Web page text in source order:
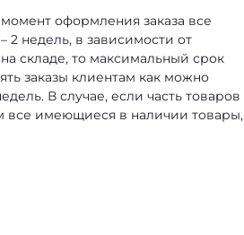
оформления заказа все
2 недель, в зависимости от
складе, то максимальный срок
заказы клиентам как можно
В случае, если часть товаров
все имеющиеся в наличии товары,